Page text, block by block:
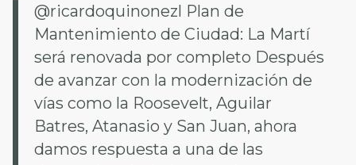
@ricardoquinonezl Plan de
Mantenimiento de Ciudad: La Martí
será renovada por completo Después
de avanzar con la modernización de
vías como la Roosevelt, Aguilar
Batres, Atanasio y San Juan, ahora
damos respuesta a una de las